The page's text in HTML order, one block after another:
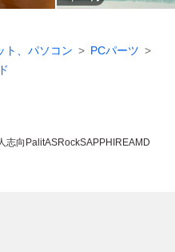
ト、パソコン
PCパーツ
志向 PalitASRockSAPPHIREAMD